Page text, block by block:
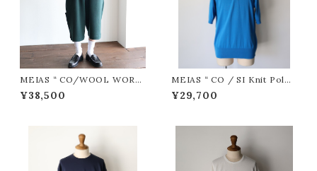
MEIAS “ CO/WOOL WORK
HALF PT ( D.Green )”
¥38,500
MEIAS “ CO / SI Knit Polo
PO ( Blue )”
¥29,700